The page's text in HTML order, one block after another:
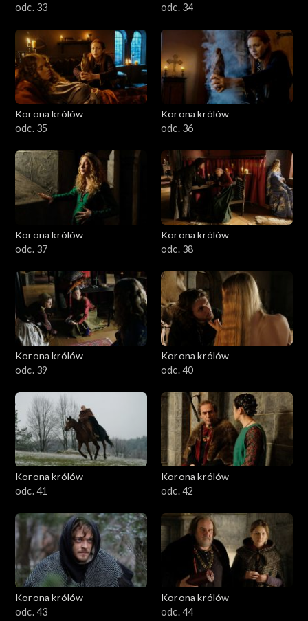
odc. 33
odc. 34
Korona królów
odc. 35
Korona królów
odc. 36
Korona królów
odc. 37
Korona królów
odc. 38
Korona królów
odc. 39
Korona królów
odc. 40
Korona królów
odc. 41
Korona królów
odc. 42
Korona królów
odc. 43
Korona królów
odc. 44